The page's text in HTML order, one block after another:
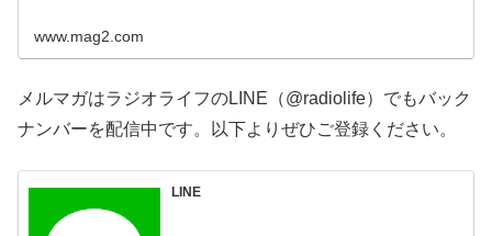
www.mag2.com
メルマガはラジオライフのLINE（@radiolife）でもバック
ナンバーを配信中です。以下よりぜひご登録ください。
LINE